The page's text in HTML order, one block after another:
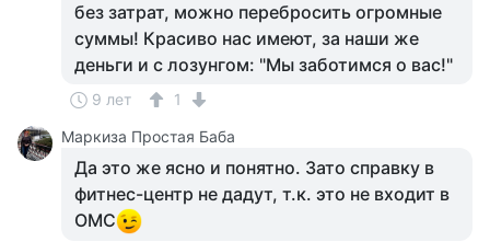
без затрат, можно перебросить огромные
суммы! Красиво нас имеют, за наши же
деньги и с лозунгом: "Мы заботимся о вас!"
9 лет
1
Маркиза Простая Баба
Да это же ясно и понятно. Зато справку в
фитнес-центр не дадут, т.к. это не входит в
ОМС